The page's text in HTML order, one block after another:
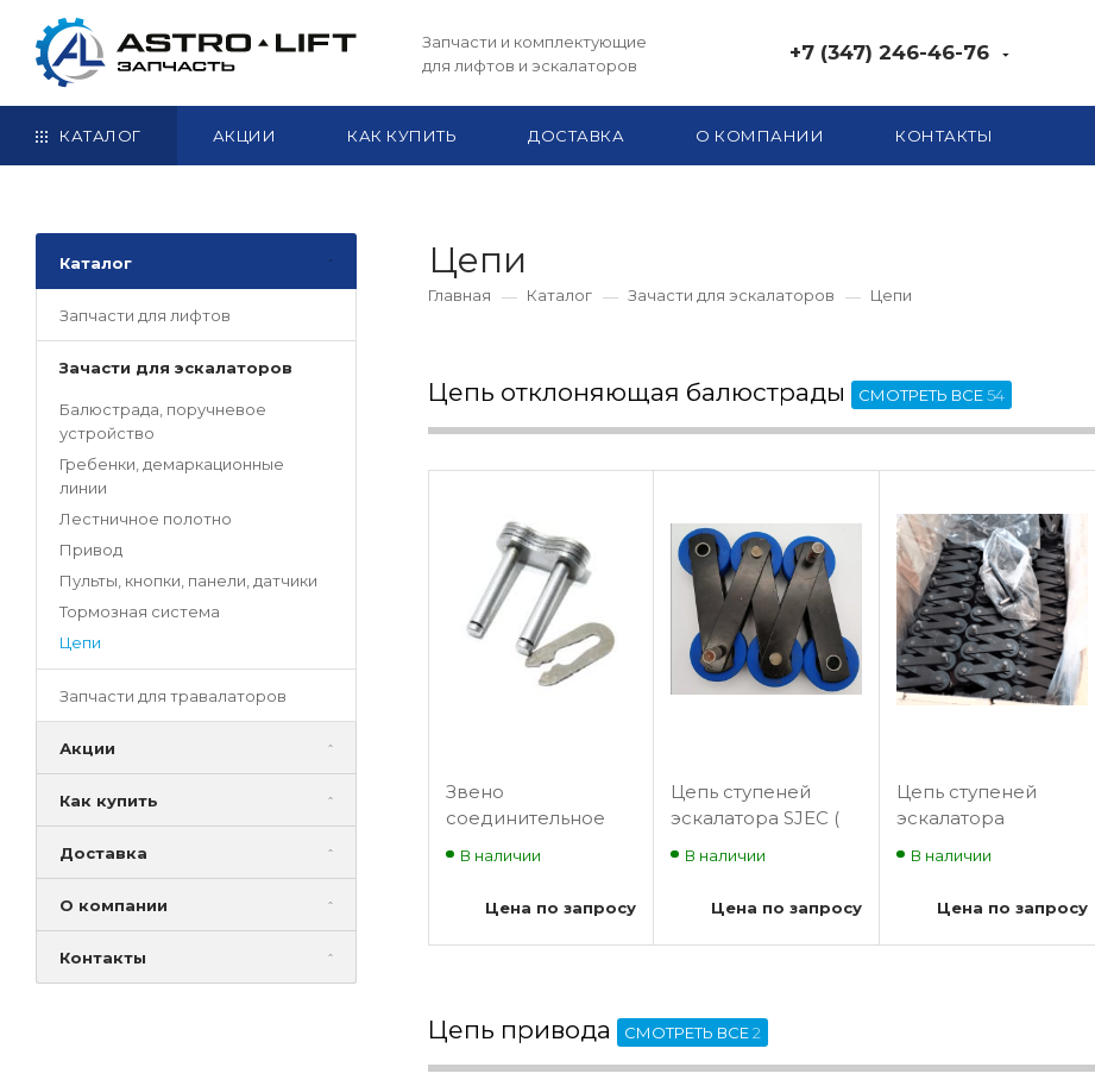
Запчасти и комплектующие
для лифтов и эскалаторов
+7 (347) 246-46-76
КАТАЛОГ АКЦИИ КАК КУПИТЬ ДОСТАВКА О КОМПАНИИ КОНТАКТЫ
Каталог
Запчасти для лифтов
Зачасти для эскалаторов
Балюстрада, поручневое
устройство
Гребенки, демаркационные
линии
Лестничное полотно
Привод
Пульты, кнопки, панели, датчики
Тормозная система
Цепи
Запчасти для травалаторов
Акции
Как купить
Доставка
О компании
Контакты
Цепи
Главная Каталог Зачасти для эскалаторов Цепи
Цепь отклоняющая балюстрады СМОТРЕТЬ ВСЕ54
Звено
соединительное
В наличии
Цена по запросу
Цепь ступеней
эскалатора SJEC (
В наличии
Цена по запросу
Цепь ступеней
эскалатора
В наличии
Цена по запросу
Цепь привода СМОТРЕТЬ ВСЕ2